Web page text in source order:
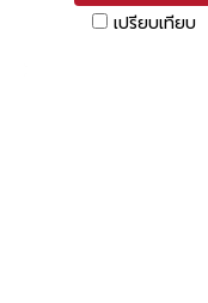
เปรียบเทียบ